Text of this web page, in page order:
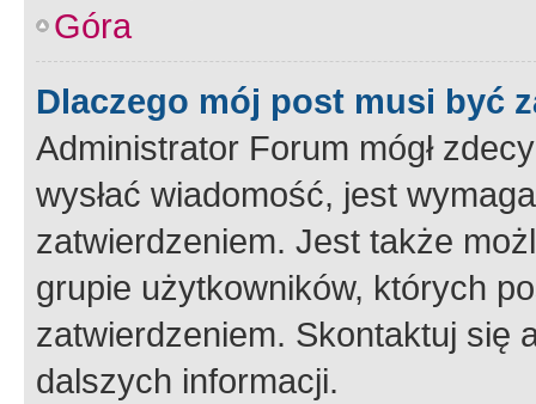
Góra
Dlaczego mój post musi być
Administrator Forum mógł
wysłać wiadomość, jest
zatwierdzeniem. Jest także
grupie użytkowników, których
zatwierdzeniem. Skontaktuj się
dalszych informacji.